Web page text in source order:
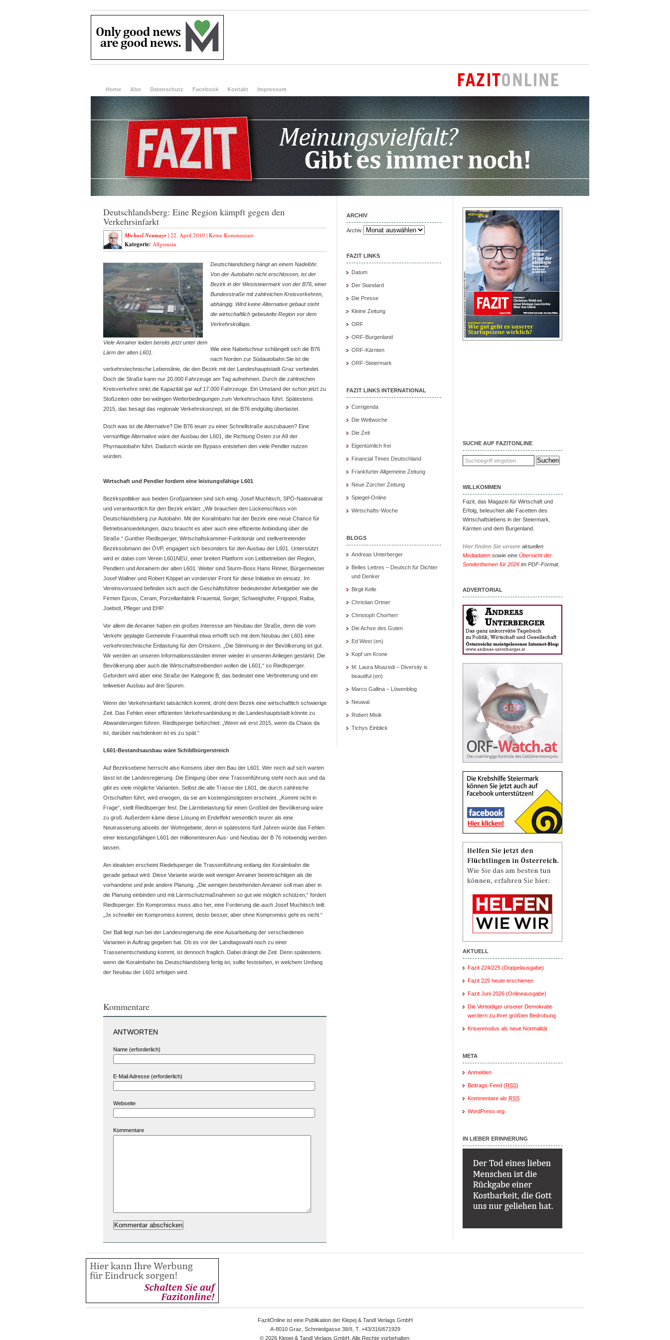
Home Abo Datenschutz Facebook Kontakt Impressum
Deutschlandsberg: Eine Region kämpft gegen den
Verkehrsinfarkt
Michael Neumayr| 22. April 2010 | Keine Kommentare
Kategorie: Allgemein
Viele Anrainer leiden bereits jetzt unter dem
Lärm der alten L601.
Deutschlandsberg hängt an einem Nadelöhr.
Von der Autobahn nicht erschlossen, ist der
Bezirk in der Weststeiermark von der B76, einer
Bundesstraße mit zahlreichen Kreisverkehren,
abhängig. Wird keine Alternative gebaut steht
die wirtschaftlich gebeutelte Region vor dem
Verkehrskollaps.
Wie eine Nabelschnur schlängelt sich die B76
nach Norden zur Südautobahn.Sie ist die
verkehrstechnische Lebenslinie, die den Bezirk mit der Landeshauptstadt Graz verbindet.
Doch die Straße kann nur 20.000 Fahrzeuge am Tag aufnehmen. Durch die zahlreichen
Kreisverkehre sinkt die Kapazität gar auf 17.000 Fahrzeuge. Ein Umstand der schon jetzt zu
Stoßzeiten oder bei widrigen Wetterbedingungen zum Verkehrschaos führt. Spätestens
2015, das besagt das regionale Verkehrskonzept, ist die B76 endgültig überlastet.
Doch was ist die Alternative? Die B76 teuer zu einer Schnellstraße auszubauen? Eine
vernünftige Alternative wäre der Ausbau der L601, die Richtung Osten zur A9 der
Phyrnautobahn führt. Dadurch würde ein Bypass entstehen den viele Pendler nutzen
würden.
Wirtschaft und Pendler fordern eine leistungsfähige L601
Bezirkspolitiker aus beiden Großparteien sind sich einig. Josef Muchitsch, SPÖ-Nationalrat
und verantwortlich für den Bezirk erklärt: „Wir brauchen den Lückenschluss von
Deutschlandsberg zur Autobahn. Mit der Koralmbahn hat der Bezirk eine neue Chance für
Betriebsansiedelungen, dazu braucht es aber auch eine effiziente Anbindung über die
Straße.“ Gunther Riedlsperger, Wirtschaftskammer-Funktionär und stellvertretender
Bezirksobmann der ÖVP, engagiert sich besonders für den Ausbau der L601. Unterstützt
wird er dabei com Verein L601NEU, einer breiten Plattform von Leitbetrieben der Region,
Pendlern und Anrainern der alten L601. Weiter sind Sturm-Boss Hans Rinner, Bürgermeister
Josef Wallner und Robert Köppel an vorderster Front für diese Initiative im einsatz. Im
Vereinsvorstand befinden sich auch die Geschäftsführer bedeutender Arbeitgeber wie die
Firmen Epcos, Ceram, Porzellanfabrik Frauental, Sorger, Schweighofer, Frigopol, Raiba,
Joebstl, Pfleger und EHP.
Vor allem die Anrainer haben ein großes Interesse am Neubau der Straße, denn die vom
Verkehr geplagte Gemeinde Frauenthal etwa erhofft sich mit dem Neubau der L601 eine
verkehrstechnische Entlastung für den Ortskern. „Die Stimmung in der Bevölkerung ist gut.
Wir werden an unseren Informationsständen immer wieder in unseren Anliegen gestärkt. Die
Bevölkerung aber auch die Wirtschaftstreibenden wollen die L601,“ so Riedlsperger.
Gefordert wird aber eine Straße der Kategorie B, das bedeutet eine Verbreiterung und ein
teilweiser Ausbau auf drei Spuren.
Wenn der Verkehrsinfarkt tatsächlich kommt, droht dem Bezirk eine wirtschaftlich schwierige
Zeit. Das Fehlen einer effizienten Verkehrsanbindung in die Landeshauptstadt könnte zu
Abwanderungen führen. Riedlsperger befürchtet: „Wenn wir erst 2015, wenn da Chaos da
ist, darüber nachdenken ist es zu spät.“
L601-Bestandsausbau wäre Schildbürgerstreich
Auf Bezirksebene herrscht also Konsens über den Bau der L601. Wer noch auf sich warten
lässt ist die Landesregierung. Die Einigung über eine Trassenführung steht noch aus und da
gibt es viele mögliche Varianten. Selbst die alte Trasse der L601, die durch zahlreiche
Ortschaften führt, wird erwogen, da sie am kostengünstigsten erscheint. „Kommt nicht in
Frage“, stellt Riedlsperger fest. Die Lärmbelastung für einen Großteil der Bevölkerung wäre
zu groß. Außerdem käme diese Lösung im Endeffekt wesentlich teurer als eine
Neutrassierung abseits der Wohngebiete, denn in spätestens fünf Jahren würde das Fehlen
einer leistungsfähigen L601 der millionenteuren Aus- und Neubau der B 76 notwendig werden
lassen.
Am idealsten erscheint Riedelsperger die Trassenführung entlang der Koralmbahn die
gerade gebaut wird. Diese Variante würde weit weniger Anrainer beeinträchtigen als die
vorhandene und jede andere Planung. „Die wenigen bestehenden Anrainer soll man aber in
die Planung einbinden und mit Lärmschutzmaßnahmen so gut wie möglich schützen,“ fordert
Riedlsperger. Ein Kompromiss muss also her, eine Forderung die auch Josef Muchitsch teilt:
„Je schneller ein Kompromiss kommt, desto besser, aber ohne Kompromiss geht es nicht.“
Der Ball liegt nun bei der Landesregierung die eine Ausarbeitung der verschiedenen
Varianten in Auftrag gegeben hat. Ob es vor der Landtagswahl noch zu einer
Trassenentscheidung kommt, ist dennoch fraglich. Dabei drängt die Zeit. Denn spätestens
wenn die Koralmbahn bis Deutschlandsberg fertig ist, sollte feststehen, in welchem Umfang
der Neubau der L601 erfolgen wird.
Kommentare
ANTWORTEN
Name (erforderlich)
E-Mail Adresse (erforderlich)
Webseite
Kommentare
ARCHIV
Archiv
FAZIT LINKS
Datum
Der Standard
Die Presse
Kleine Zeitung
ORF
ORF-Burgenland
ORF-Kärnten
ORF-Steiermark
FAZIT LINKS INTERNATIONAL
Corrigenda
Die Weltwoche
Die Zeit
Eigentümlich frei
Financial Times Deutschland
Frankfurter Allgemeine Zeitung
Neue Zürcher Zeitung
Spiegel-Online
Wirtschafts-Woche
BLOGS
Andreas Unterberger
Belles Lettres – Deutsch für Dichter
und Denker
Birgit Kelle
Christian Ortner
Christoph Chorherr
Die Achse des Guten
Ed West (en)
Kopf um Krone
M. Laura Moazedi – Diversity is
beautiful (en)
Marco Gallina – Löwenblog
Neuwal
Robert Misik
Tichys Einblick
SUCHE AUF FAZITONLINE
WILLKOMMEN
Fazit, das Magazin für Wirtschaft und
Erfolg, beleuchtet alle Facetten des
Wirtschaftslebens in der Steiermark,
Kärnten und dem Burgenland.
Hier finden Sie unsere aktuellen
Mediadaten sowie eine Übersicht der
Sonderthemen für 2026 im PDF-Format.
ADVERTORIAL
AKTUELL
Fazit 224/225 (Doppelausgabe)
Fazit 225 heute erschienen
Fazit Juni 2026 (Onlineausgabe)
Die Verteidiger unserer Demokratie
werdern zu ihrer größten Bedrohung
Krisenmodus als neue Normalität
META
Anmelden
Beitrags-Feed (RSS)
Kommentare als RSS
WordPress.org
IN LIEBER ERINNERUNG
FazitOnline ist eine Publikation der Klepej & Tandl Verlags GmbH
A-8010 Graz, Schmiedgasse 38/II, T. +43/316/671929
© 2026 Klepej & Tandl Verlags GmbH. Alle Rechte vorbehalten.